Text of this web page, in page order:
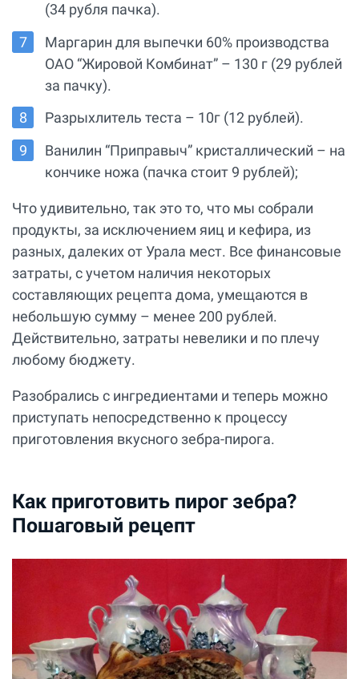
(34 рубля пачка).
Маргарин для выпечки 60% производства
ОАО “Жировой Комбинат” – 130 г (29 рублей
за пачку).
Разрыхлитель теста – 10г (12 рублей).
Ванилин “Приправыч” кристаллический – на
кончике ножа (пачка стоит 9 рублей);
Что удивительно, так это то, что мы собрали
продукты, за исключением яиц и кефира, из
разных, далеких от Урала мест. Все финансовые
затраты, с учетом наличия некоторых
составляющих рецепта дома, умещаются в
небольшую сумму – менее 200 рублей.
Действительно, затраты невелики и по плечу
любому бюджету.
Разобрались с ингредиентами и теперь можно
приступать непосредственно к процессу
приготовления вкусного зебра-пирога.
Как приготовить пирог зебра?
Пошаговый рецепт